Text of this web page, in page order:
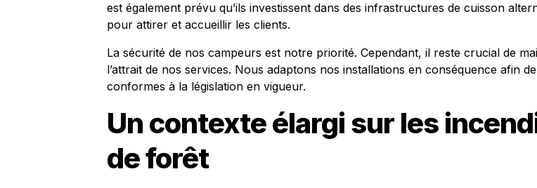
est également prévu qu’ils investissent dans des infrastructures de cuisson
pour attirer et accueillir les clients.
La sécurité de nos campeurs est notre priorité. Cependant, il reste crucial de
l’attrait de nos services. Nous adaptons nos installations en conséquence afin
conformes à la législation en vigueur.
Un contexte élargi sur les
de forêt